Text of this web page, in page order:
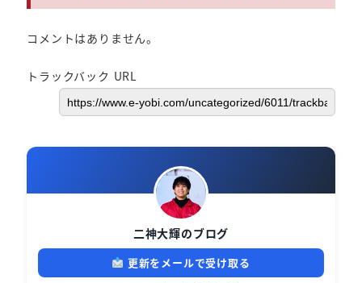
コメントはありません。
トラックバック URL
二神大輝のブログ
更新をメールで受け取る